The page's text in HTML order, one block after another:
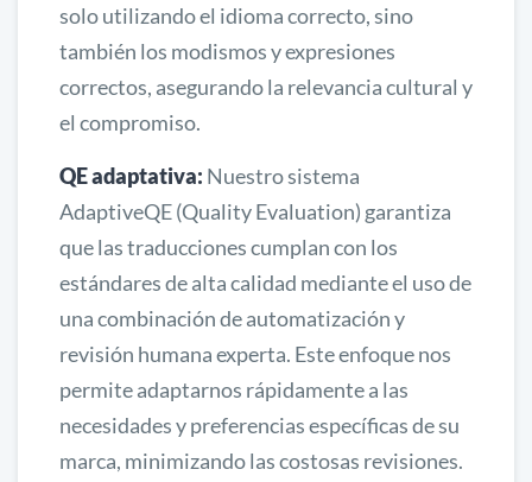
solo utilizando el idioma correcto, sino
también los modismos y expresiones
correctos, asegurando la relevancia cultural y
el compromiso.
QE adaptativa: Nuestro sistema
AdaptiveQE (Quality Evaluation) garantiza
que las traducciones cumplan con los
estándares de alta calidad mediante el uso de
una combinación de automatización y
revisión humana experta. Este enfoque nos
permite adaptarnos rápidamente a las
necesidades y preferencias específicas de su
marca, minimizando las costosas revisiones.